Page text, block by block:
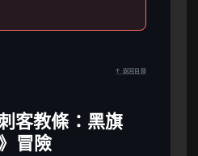
↑ 返回目錄
客教條：黑旗
冒險